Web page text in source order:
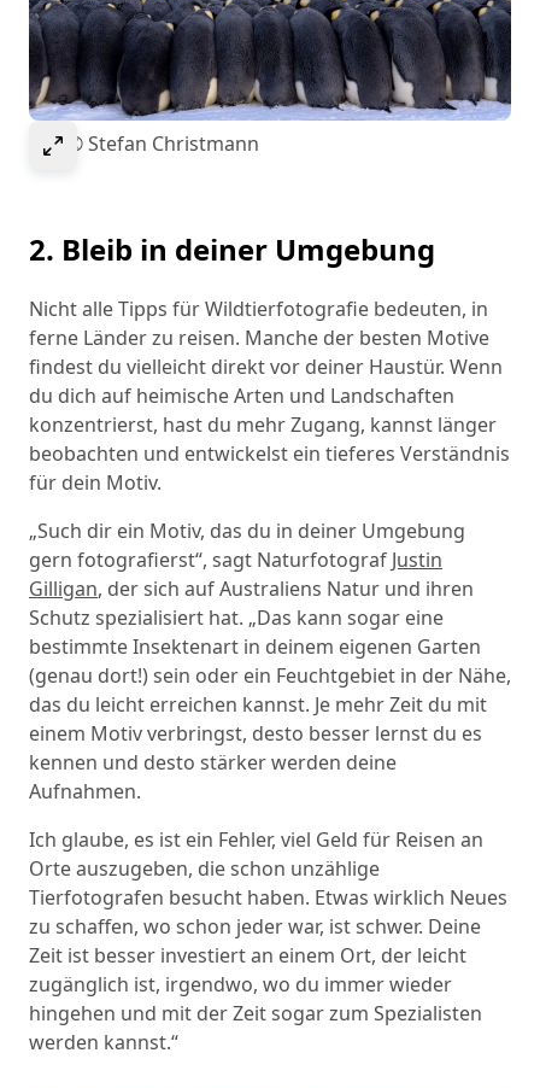
Select to expand image
Bild © Stefan Christmann
2. Bleib in deiner Umgebung
Nicht alle Tipps für Wildtierfotografie bedeuten, in
ferne Länder zu reisen. Manche der besten Motive
findest du vielleicht direkt vor deiner Haustür. Wenn
du dich auf heimische Arten und Landschaften
konzentrierst, hast du mehr Zugang, kannst länger
beobachten und entwickelst ein tieferes Verständnis
für dein Motiv.
„Such dir ein Motiv, das du in deiner Umgebung
gern fotografierst“, sagt Naturfotograf Justin
Gilligan, der sich auf Australiens Natur und ihren
Schutz spezialisiert hat. „Das kann sogar eine
bestimmte Insektenart in deinem eigenen Garten
(genau dort!) sein oder ein Feuchtgebiet in der Nähe,
das du leicht erreichen kannst. Je mehr Zeit du mit
einem Motiv verbringst, desto besser lernst du es
kennen und desto stärker werden deine
Aufnahmen.
Ich glaube, es ist ein Fehler, viel Geld für Reisen an
Orte auszugeben, die schon unzählige
Tierfotografen besucht haben. Etwas wirklich Neues
zu schaffen, wo schon jeder war, ist schwer. Deine
Zeit ist besser investiert an einem Ort, der leicht
zugänglich ist, irgendwo, wo du immer wieder
hingehen und mit der Zeit sogar zum Spezialisten
werden kannst.“